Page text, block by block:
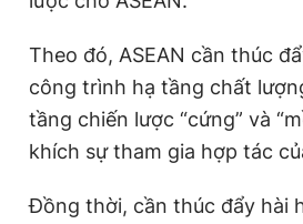
Theo đó, ASEAN cần thúc
công trình hạ tầng chất
tầng chiến lược “cứng” và
khích sự tham gia hợp tác
Đồng thời, cần thúc đẩy hài